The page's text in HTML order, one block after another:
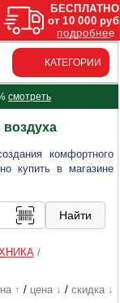
КАТЕГОРИИ
смотреть
комфортного
купить в магазине
/
↑ / цена ↓ / скидка ↓